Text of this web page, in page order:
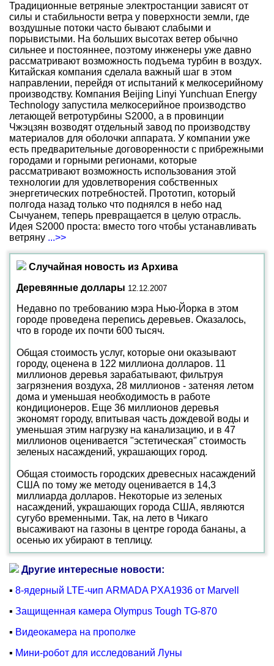
Традиционные ветряные электростанции зависят от
силы и стабильности ветра у поверхности земли, где
воздушные потоки часто бывают слабыми и
порывистыми. На больших высотах ветер обычно
сильнее и постояннее, поэтому инженеры уже давно
рассматривают возможность подъема турбин в воздух.
Китайская компания сделала важный шаг в этом
направлении, перейдя от испытаний к мелкосерийному
производству. Компания Beijing Linyi Yunchuan Energy
Technology запустила мелкосерийное производство
летающей ветротурбины S2000, а в провинции
Чжэцзян возводят отдельный завод по производству
материалов для оболочки аппарата. У компании уже
есть предварительные договоренности с прибрежными
городами и горными регионами, которые
рассматривают возможность использования этой
технологии для удовлетворения собственных
энергетических потребностей. Прототип, который
полгода назад только что поднялся в небо над
Сычуанем, теперь превращается в целую отрасль.
Идея S2000 проста: вместо того чтобы устанавливать
ветряну ...>>
Случайная новость из Архива
Деревянные доллары 12.12.2007
Недавно по требованию мэра Нью-Йорка в этом
городе проведена перепись деревьев. Оказалось,
что в городе их почти 600 тысяч.
Общая стоимость услуг, которые они оказывают
городу, оценена в 122 миллиона долларов. 11
миллионов деревья зарабатывают, фильтруя
загрязнения воздуха, 28 миллионов - затеняя летом
дома и уменьшая необходимость в работе
кондиционеров. Еще 36 миллионов деревья
экономят городу, впитывая часть дождевой воды и
уменьшая этим нагрузку на канализацию, и в 47
миллионов оценивается "эстетическая" стоимость
зеленых насаждений, украшающих город.
Общая стоимость городских древесных насаждений
США по тому же методу оценивается в 14,3
миллиарда долларов. Некоторые из зеленых
насаждений, украшающих города США, являются
сугубо временными. Так, на лето в Чикаго
высаживают на газоны в центре города бананы, а
осенью их убирают в теплицу.
Другие интересные новости:
▪ 8-ядерный LTE-чип ARMADA PXA1936 от Marvell
▪ Защищенная камера Olympus Tough TG-870
▪ Видеокамера на прополке
▪ Мини-робот для исследований Луны